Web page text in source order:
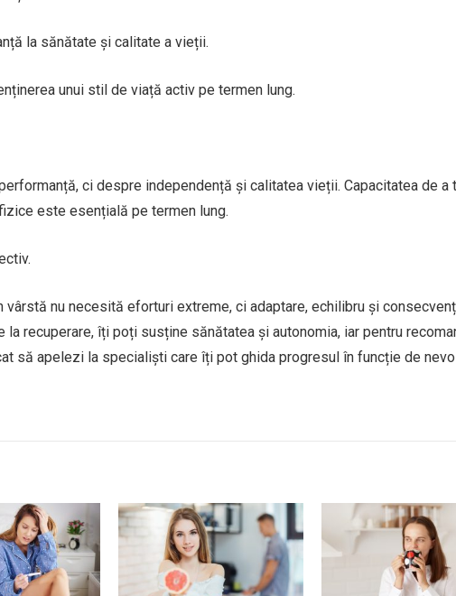
la sănătate și calitate a vieții.
unui stil de viață activ pe termen lung.
ci despre independență și calitatea vieții. Capacitatea de a
este esențială pe termen lung.
nu necesită eforturi extreme, ci adaptare, echilibru și
recuperare, îți poți susține sănătatea și autonomia, iar pentru
să apelezi la specialiști care îți pot ghida progresul în funcție de